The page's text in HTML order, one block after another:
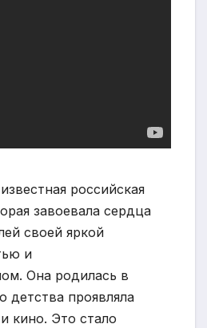
российская
завоевала сердца
своей яркой
и
Она родилась в
детства проявляла
кино. Это стало